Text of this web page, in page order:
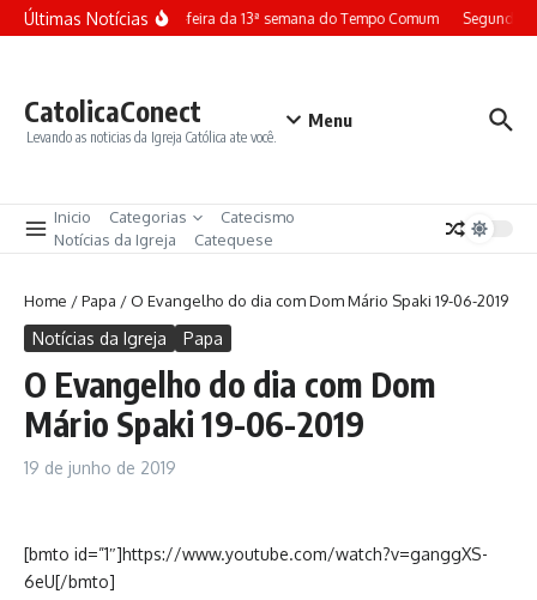
Ir para o conteúdo
Últimas NotíciasTerça-feira da 13ª semana do Tempo Comum Segunda-
CatolicaConect
Levando as noticias da Igreja Católica ate você.
Menu
Inicio Categorias
Catecismo
Notícias da Igreja
Catequese
Home /Papa /O Evangelho do dia com Dom Mário Spaki 19-06-2019
Notícias da Igreja Papa
O Evangelho do dia com Dom
Mário Spaki 19-06-2019
19 de junho de 2019
[bmto id=”1″]https://www.youtube.com/watch?v=ganggXS-
6eU[/bmto]